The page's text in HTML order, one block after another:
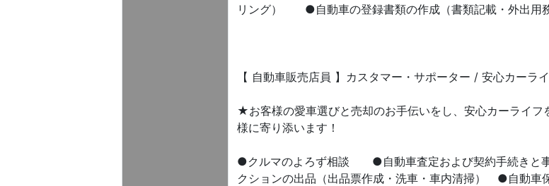
リング） ●自動車の登録書類の作成（書類記載・外出用務
【 自動車販売店員 】カスタマー・サポーター / 安心カーラ
★お客様の愛車選びと売却のお手伝いをし、安心カーライ
様に寄り添います！
●クルマのよろず相談 ●自動車査定および契約手続き
クションの出品（出品票作成・洗車・車内清掃） ●自動車